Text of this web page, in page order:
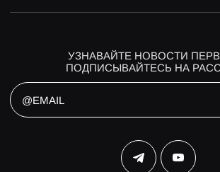
УЗНАВАЙТЕ НОВОСТИ
ПОДПИСЫВАЙТЕСЬ НА